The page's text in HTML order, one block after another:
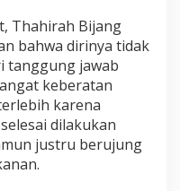
Thahirah Bijang
bahwa dirinya tidak
tanggung jawab
keberatan
karena
dilakukan
justru berujung